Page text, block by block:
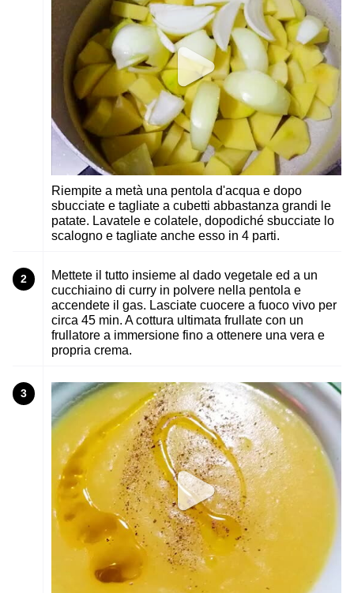
Riempite a metà una pentola d'acqua e dopo
sbucciate e tagliate a cubetti abbastanza grandi le
patate. Lavatele e colatele, dopodiché sbucciate lo
scalogno e tagliate anche esso in 4 parti.
2
Mettete il tutto insieme al dado vegetale ed a un
cucchiaino di curry in polvere nella pentola e
accendete il gas. Lasciate cuocere a fuoco vivo per
circa 45 min. A cottura ultimata frullate con un
frullatore a immersione fino a ottenere una vera e
propria crema.
3